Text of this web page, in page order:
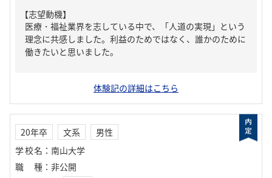
【志望動機】
医療・福祉業界を志している中で、「人道の実現」という
理念に共感しました。利益のためではなく、誰かのために
働きたいと思いました。
体験記の詳細はこちら
20年卒 文系
男性
学校名 ： 南山大学
職種 ： 非公開